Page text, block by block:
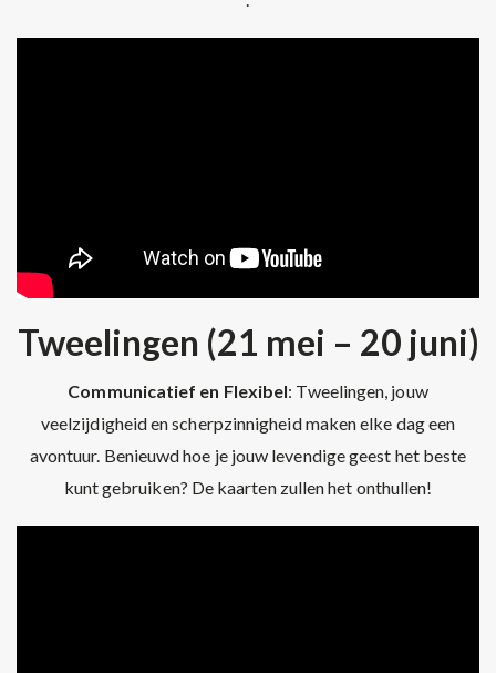
Tweelingen (21 mei – 20 juni)
Communicatief en Flexibel: Tweelingen, jouw
veelzijdigheid en scherpzinnigheid maken elke dag een
avontuur. Benieuwd hoe je jouw levendige geest het beste
kunt gebruiken? De kaarten zullen het onthullen!